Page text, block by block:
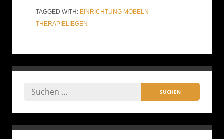
TAGGED WITH: EINRICHTUNG MÖBELN
THERAPIELIEGEN